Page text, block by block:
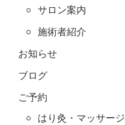
サロン案内
施術者紹介
お知らせ
ブログ
ご予約
はり灸・マッサージ